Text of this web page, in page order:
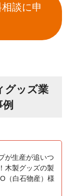
談に申
グッズ業
が生産が追いつ
木製グッズの製
（白石物産）様